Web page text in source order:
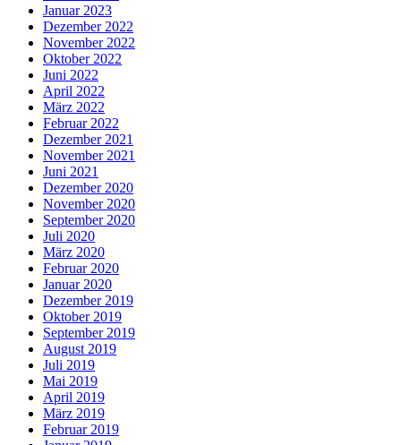
Januar 2023
Dezember 2022
November 2022
Oktober 2022
Juni 2022
April 2022
März 2022
Februar 2022
Dezember 2021
November 2021
Juni 2021
Dezember 2020
November 2020
September 2020
Juli 2020
März 2020
Februar 2020
Januar 2020
Dezember 2019
Oktober 2019
September 2019
August 2019
Juli 2019
Mai 2019
April 2019
März 2019
Februar 2019